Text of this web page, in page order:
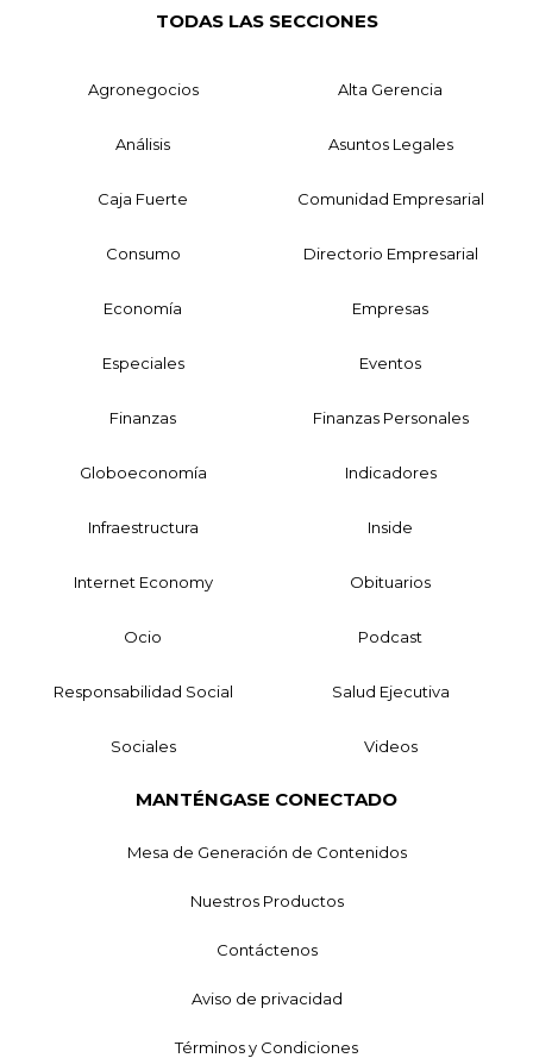
TODAS LAS SECCIONES
Agronegocios Alta Gerencia
Análisis Asuntos Legales
Caja Fuerte Comunidad Empresarial
Consumo Directorio Empresarial
Economía Empresas
Especiales Eventos
Finanzas Finanzas Personales
Globoeconomía Indicadores
Infraestructura Inside
Internet Economy Obituarios
Ocio Podcast
Responsabilidad Social Salud Ejecutiva
Sociales Videos
MANTÉNGASE CONECTADO
Mesa de Generación de Contenidos
Nuestros Productos
Contáctenos
Aviso de privacidad
Términos y Condiciones